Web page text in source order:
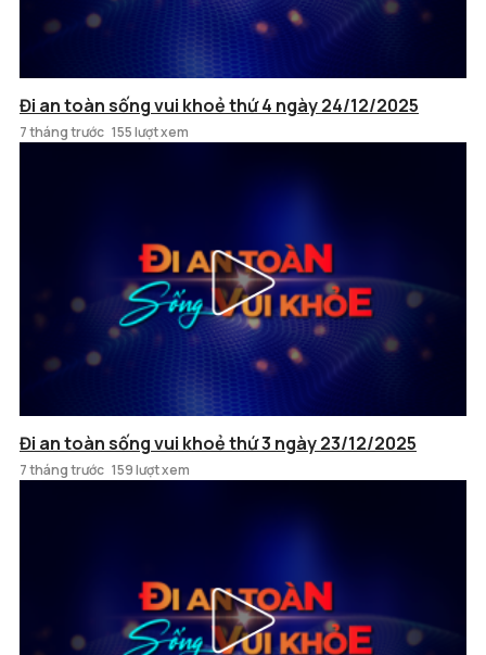
Đi an toàn sống vui khoẻ thứ 4 ngày 24/12/2025
7 tháng trước 155 lượt xem
Đi an toàn sống vui khoẻ thứ 3 ngày 23/12/2025
7 tháng trước 159 lượt xem